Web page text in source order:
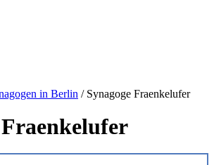
in Berlin / Synagoge Fraenkelufer
Fraenkelufer